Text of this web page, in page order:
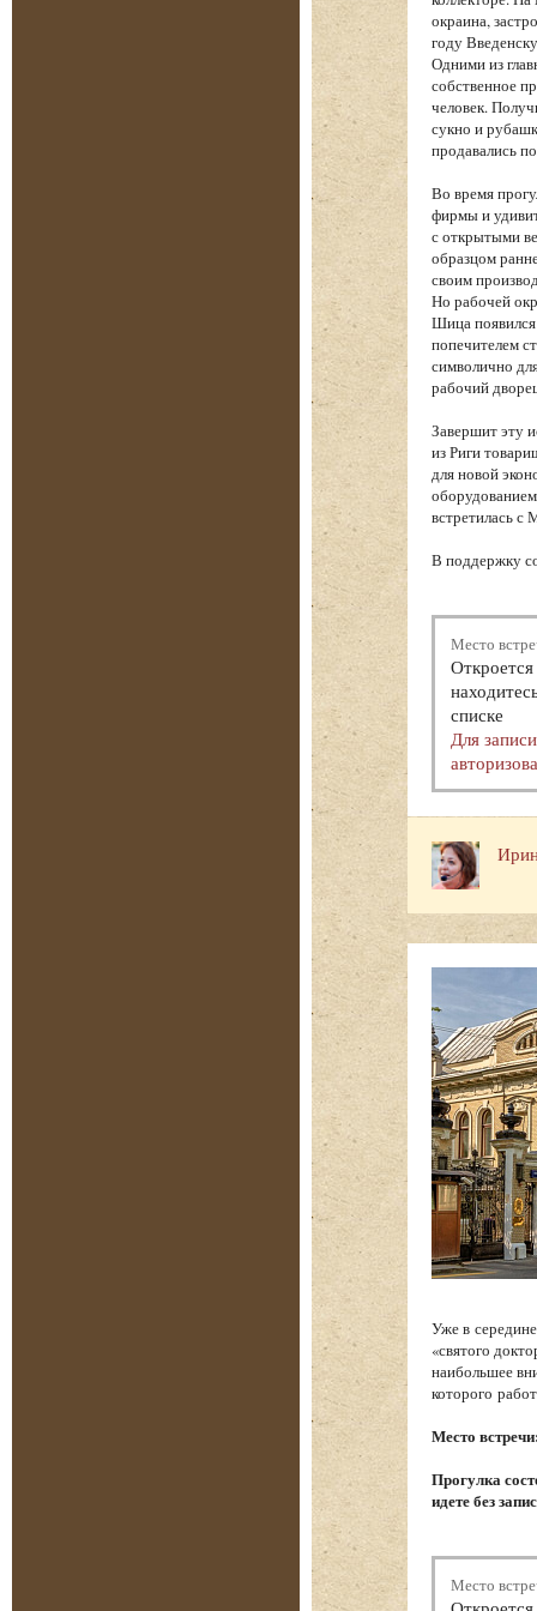
окраина,
году
Одними из
собственное
человек.
сукно и
продавались
Во время
фирмы и
с открытыми
образцом
своим
Но рабочей
Шица
попечителем
символично
рабочий
Завершит эту
из Риги
для новой
встретилась с
В поддержку
Место
списке
Для
Уже в
«святого
наибольшее
которого
Место
Прогулка
идете без
Место